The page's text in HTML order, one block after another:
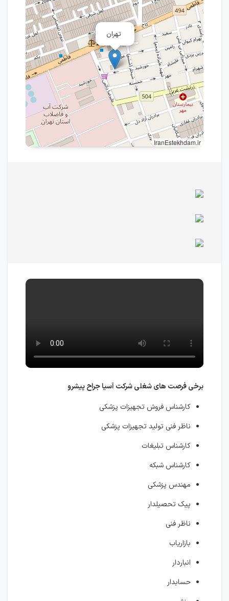
تهران
IranEstekhdam.ir
برخی فرصت های شغلی شرکت آسیا جراح پیشرو
کارشناس فروش تجهیزات پزشکی
ناظر فنی تولید تجهیزات پزشکی
کارشناس تبلیغات
کارشناس شبکه
مهندس پزشکی
پیک تحصیلدار
ناظر فنی
بازاریاب
انباردار
حسابدار